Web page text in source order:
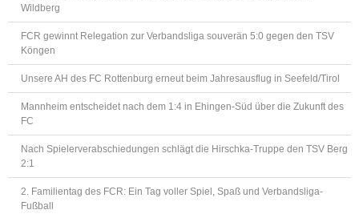
Wildberg
FCR gewinnt Relegation zur Verbandsliga souverän 5:0 gegen den TSV
Köngen
Unsere AH des FC Rottenburg erneut beim Jahresausflug in Seefeld/Tirol
Mannheim entscheidet nach dem 1:4 in Ehingen-Süd über die Zukunft des
FC
Nach Spielerverabschiedungen schlägt die Hirschka-Truppe den TSV Berg
2:1
2. Familientag des FCR: Ein Tag voller Spiel, Spaß und Verbandsliga-
Fußball